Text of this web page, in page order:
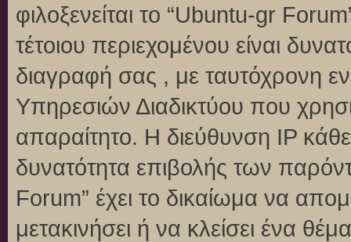
φιλοξενείται το “Ubuntu-gr
τέτοιου περιεχομένου είναι
διαγραφή σας , με ταυτόχρονη
Υπηρεσιών Διαδικτύου που
απαραίτητο. Η διεύθυνση IP
δυνατότητα επιβολής των
Forum” έχει το δικαίωμα να
μετακινήσει ή να κλείσει ένα